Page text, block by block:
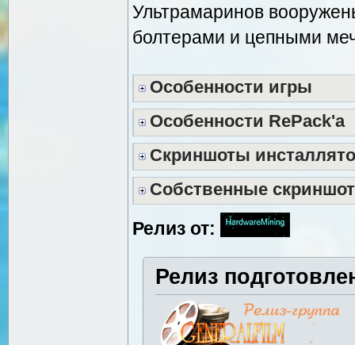
Ультрамаринов
болтерами и цепными
Особенности игры
Особенности RePack'a
Скриншоты
Собственные
Релиз от:
Релиз